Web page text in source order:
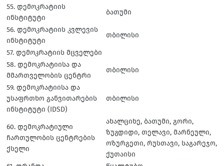
55. დემოკრატიის
ინსტიტუტი
ბათუმი
56. დემოკრატიის კვლევის
ინსტიტუტი
თბილისი
57. დემოკრატიის მცველები
58. დემოკრატიისა და
მმართველობის ცენტრი
თბილისი
59. დემოკრატიისა და
უსაფრთხო განვითარების
ინსტიტუტი (IDSD)
თბილისი
60. დემოკრატიული
ჩართულობის ცენტრების
ქსელი
ახალციხე, ბათუმი, გორი,
ზუგდიდი, თელავი, მარნეული,
ოზურგეთი, რუსთავი, საგარეჯო,
ქუთაისი